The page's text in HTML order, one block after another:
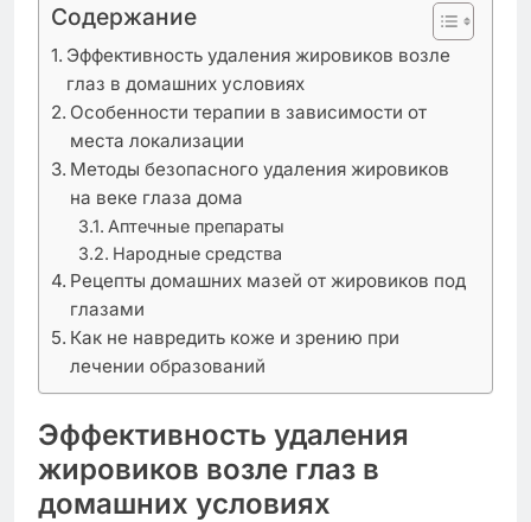
Содержание
Эффективность удаления жировиков возле
глаз в домашних условиях
Особенности терапии в зависимости от
места локализации
Методы безопасного удаления жировиков
на веке глаза дома
Аптечные препараты
Народные средства
Рецепты домашних мазей от жировиков под
глазами
Как не навредить коже и зрению при
лечении образований
Эффективность удаления
жировиков возле глаз в
домашних условиях